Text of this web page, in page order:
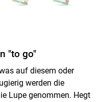
"to go"
auf diesem oder
werden die
Lupe genommen. Hegt